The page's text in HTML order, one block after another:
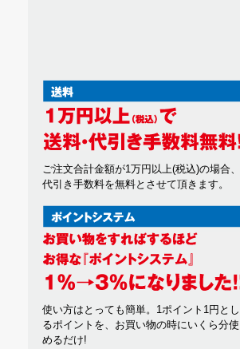
ご注文合計金額が1万円以上(税込)の場合
代引き手数料を無料とさせて頂きます。
使い方はとっても簡単。1ポイント1円と
るポイントを、お買い物の時にいくら分
めるだけ!